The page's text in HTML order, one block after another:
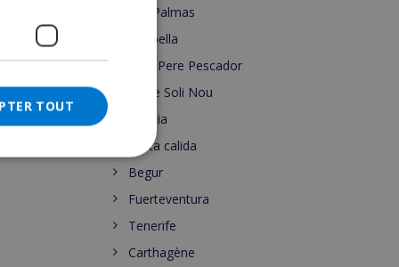
Las Palmas
Marbella
Sant Pere Pescador
Torre Soli Nou
Murcia
costa calida
Begur
Fuerteventura
Tenerife
Carthagène
NORWEGIAN
TOUT